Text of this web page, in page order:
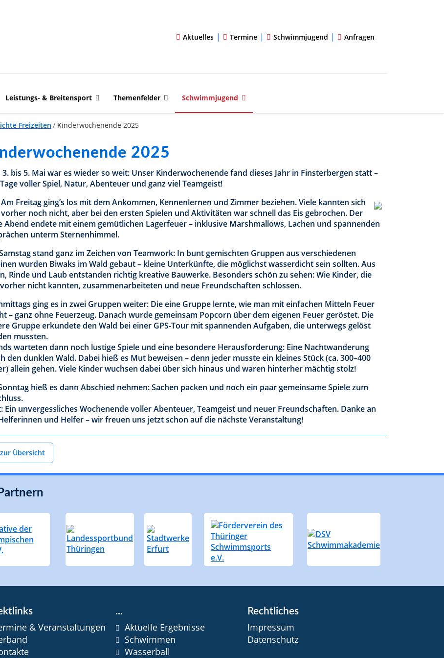
Aktuelles | Termine | Schwimmjugend | Anfragen
Leistungs- & Breitensport Themenfelder Schwimmjugend
Freizeiten / Kinderwochenende 2025
2025
3. bis 5. Mai war es wieder so weit: Unser Kinderwochenende fand dieses Jahr in Finsterbergen statt –
voller Spiel, Natur, Abenteuer und ganz viel Teamgeist!
Am Freitag ging’s los mit dem Ankommen, Kennenlernen und Zimmer beziehen. Viele kannten sich
vorher noch nicht, aber bei den ersten Spielen und Aktivitäten war schnell das Eis gebrochen. Der
Abend endete mit einem gemütlichen Lagerfeuer – inklusive Marshmallows, Lachen und spannenden
unterm Sternenhimmel.
stand ganz im Zeichen von Teamwork: In bunt gemischten Gruppen aus verschiedenen
wurden Biwaks im Wald gebaut – kleine Unterkünfte, die möglichst wasserdicht sein sollten. Aus
Rinde und Laub entstanden richtig kreative Bauwerke. Besonders schön zu sehen: Wie Kinder, die
nicht kannten, zusammenarbeiteten und neue Freundschaften schlossen.
ging es in zwei Gruppen weiter: Die eine Gruppe lernte, wie man mit einfachen Mitteln Feuer
– ganz ohne Feuerzeug. Danach wurde gemeinsam Popcorn über dem eigenen Feuer geröstet. Die
Gruppe erkundete den Wald bei einer GPS-Tour mit spannenden Aufgaben, die unterwegs gelöst
mussten.
warteten dann noch lustige Spiele und eine besondere Herausforderung: Eine Nachtwanderung
den dunklen Wald. Dabei hieß es Mut beweisen – denn jeder musste ein kleines Stück (ca. 300–400
allein gehen. Viele Kinder wuchsen dabei über sich hinaus und waren hinterher mächtig stolz!
hieß es dann Abschied nehmen: Sachen packen und noch ein paar gemeinsame Spiele zum
Ein unvergessliches Wochenende voller Abenteuer, Teamgeist und neuer Freundschaften. Danke an
und Helfer – wir freuen uns jetzt schon auf die nächste Veranstaltung!
zur Übersicht
& Veranstaltungen
...
Aktuelle Ergebnisse
Schwimmen
Wasserball
Rechtliches
Impressum
Datenschutz